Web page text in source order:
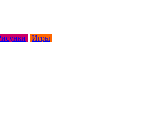
Игры